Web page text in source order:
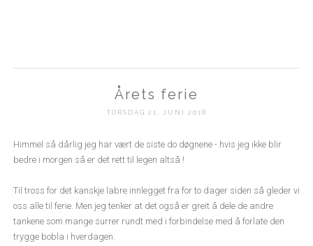
Årets ferie
TORSDAG 21. JUNI 2018
Himmel så dårlig jeg har vært de siste do døgnene - hvis jeg ikke blir
bedre i morgen så er det rett til legen altså !
Til tross for det kanskje labre innlegget fra for to dager siden så gleder vi
oss alle til ferie. Men jeg tenker at det også er greit å dele de andre
tankene som mange surrer rundt med i forbindelse med å forlate den
trygge bobla i hverdagen.